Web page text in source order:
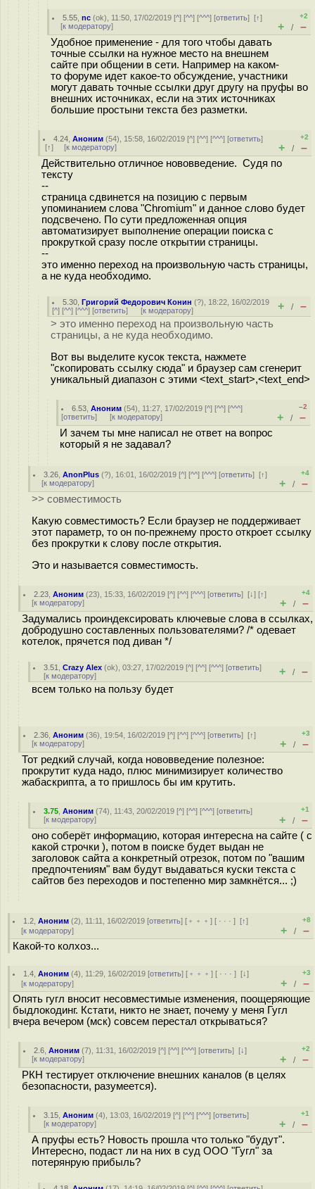
5.55 ,nc (ok), 11:50, 17/02/2019 [^] [^^] [^^^] [ответить][↑]
[к модератору]
+2
+ / –
Удобное применение - для того чтобы давать
точные ссылки на нужное место на внешнем
сайте при общении в сети. Например на каком-
то форуме идет какое-то обсуждение, участники
могут давать точные ссылки друг другу на пруфы во
внешних источниках, если на этих источниках
большие простыни текста без разметки.
4.24 ,Аноним (54), 15:58, 16/02/2019 [^] [^^] [^^^] [ответить]
[↑] [к модератору]
+2
+ / –
Действительно отличное нововведение. Судя по
тексту
--
страница сдвинется на позицию с первым
упоминанием слова "Chromium" и данное слово будет
подсвечено. По сути предложенная опция
автоматизирует выполнение операции поиска с
прокруткой сразу после открытии страницы.
--
это именно переход на произвольную часть страницы,
а не куда необходимо.
5.30 ,Григорий Федорович Конин (?), 18:22, 16/02/2019
[^] [^^] [^^^] [ответить] [к модератору] + / –
> это именно переход на произвольную часть
страницы, а не куда необходимо.
Вот вы выделите кусок текста, нажмете
"скопировать ссылку сюда" и браузер сам сгенерит
уникальный диапазон с этими <text_start>,<text_end>
6.53 ,Аноним (54), 11:27, 17/02/2019 [^] [^^] [^^^]
[ответить] [к модератору]
–2
+ / –
И зачем ты мне написал не ответ на вопрос
который я не задавал?
3.26 ,AnonPlus (?), 16:01, 16/02/2019 [^] [^^] [^^^] [ответить][↑]
[к модератору]
+4
+ / –
>> совместимость
Какую совместимость? Если браузер не поддерживает
этот параметр, то он по-прежнему просто откроет ссылку
без прокрутки к слову после открытия.
Это и называется совместимость.
2.23 ,Аноним (23), 15:33, 16/02/2019 [^] [^^] [^^^] [ответить][↓] [↑]
[к модератору]
+4
+ / –
Задумались проиндексировать ключевые слова в ссылках,
добродушно составленных пользователями? /* одевает
котелок, прячется под диван */
3.51 ,Crazy Alex (ok), 03:27, 17/02/2019 [^] [^^] [^^^] [ответить]
[к модератору] + / –
всем только на пользу будет
2.36 ,Аноним (36), 19:54, 16/02/2019 [^] [^^] [^^^] [ответить][↑]
[к модератору]
+3
+ / –
Тот редкий случай, когда нововведение полезное:
прокрутит куда надо, плюс минимизирует количество
жабаскрипта, а то пришлось бы им крутить.
3.75 ,Аноним (74), 11:43, 20/02/2019 [^] [^^] [^^^] [ответить]
[к модератору]
+1
+ / –
оно соберёт информацию, которая интересна на сайте ( с
какой строчки ), потом в поиске будет выдан не
заголовок сайта а конкретный отрезок, потом по "вашим
предпочтениям" вам будут выдаваться куски текста с
сайтов без переходов и постепенно мир замкнётся... ;)
1.2 ,Аноним (2), 11:11, 16/02/2019 [ответить] [ ﹢﹢﹢] [ · · ·][↑]
[к модератору]
+8
+ / –
Какой-то колхоз...
1.4 ,Аноним (4), 11:29, 16/02/2019 [ответить] [ ﹢﹢﹢] [ · · ·][↓]
[к модератору]
+3
+ / –
Опять гугл вносит несовместимые изменения, поощеряющие
быдлокодинг. Кстати, никто не знает, почему у меня Гугл
вчера вечером (мск) совсем перестал открываться?
2.6 ,Аноним (7), 11:31, 16/02/2019 [^] [^^] [^^^] [ответить][↓]
[к модератору]
+2
+ / –
РКН тестирует отключение внешних каналов (в целях
безопасности, разумеется).
3.15 ,Аноним (4), 13:03, 16/02/2019 [^] [^^] [^^^] [ответить]
[к модератору]
+1
+ / –
А пруфы есть? Новость прошла что только "будут".
Интересно, подаст ли на них в суд ООО "Гугл" за
потерянрую прибыль?